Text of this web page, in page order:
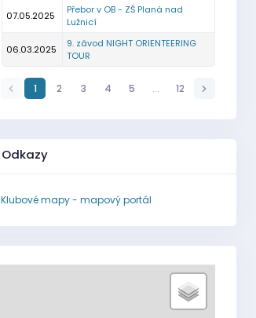
07.05.2025
Přebor v OB - ZŠ Planá nad
Lužnicí
06.03.2025
9. závod NIGHT ORIENTEERING
TOUR
1 2 3 4 5 … 12
Odkazy
Klubové mapy - mapový portál